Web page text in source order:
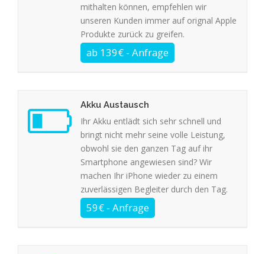
mithalten können, empfehlen wir
unseren Kunden immer auf orignal Apple
Produkte zurück zu greifen.
Akku Austausch
Ihr Akku entlädt sich sehr schnell und
bringt nicht mehr seine volle Leistung,
obwohl sie den ganzen Tag auf ihr
Smartphone angewiesen sind? Wir
machen Ihr iPhone wieder zu einem
zuverlässigen Begleiter durch den Tag.